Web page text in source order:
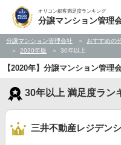
オリコン顧客満足度ランキング
分譲マンション管理
分譲マンション管理会社
おすすめの
2020年版
30年以上
【2020年】分譲マンション管
30年以上 満足度ラン
三井不動産レジデン